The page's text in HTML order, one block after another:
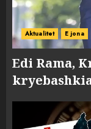
Aktualitet E jona
Edi Rama,